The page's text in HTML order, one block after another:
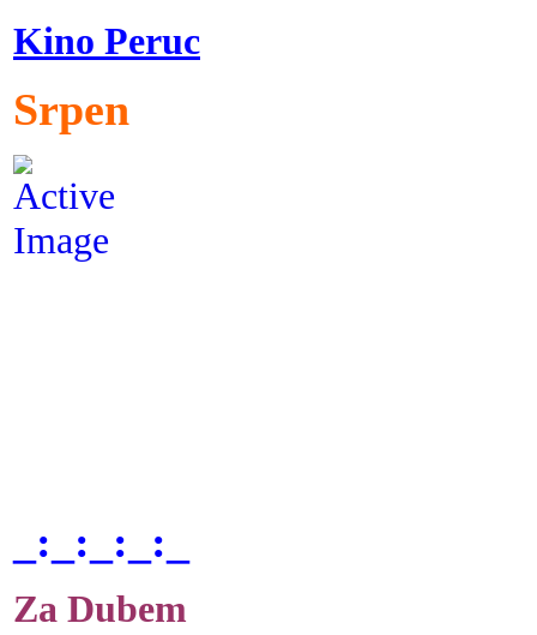
Kino Peruc
Srpen
_:_:_:_:_
Za Dubem